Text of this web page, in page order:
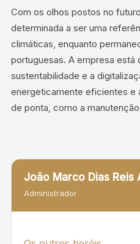
Com os olhos postos no
determinada a ser uma
climáticas, enquanto
portuguesas. A empresa está
sustentabilidade e a
energeticamente eficientes e
de ponta, como a
João Marco Dias Reis
Administrador